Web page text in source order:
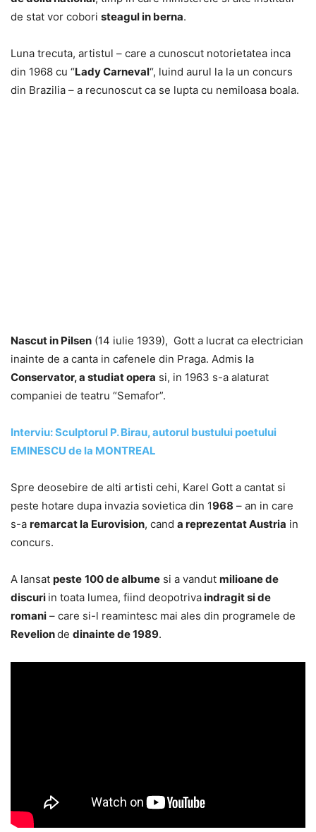
de stat vor cobori steagul in berna.
Luna trecuta, artistul – care a cunoscut notorietatea inca
din 1968 cu “Lady Carneval“, luind aurul la la un concurs
din Brazilia – a recunoscut ca se lupta cu nemiloasa boala.
Nascut in Pilsen (14 iulie 1939), Gott a lucrat ca electrician
inainte de a canta in cafenele din Praga. Admis la
Conservator, a studiat opera si, in 1963 s-a alaturat
companiei de teatru “Semafor”.
Interviu: Sculptorul P. Birau, autorul bustului poetului
EMINESCU de la MONTREAL
Spre deosebire de alti artisti cehi, Karel Gott a cantat si
peste hotare dupa invazia sovietica din 1968 – an in care
s-a remarcat la Eurovision, cand a reprezentat Austria in
concurs.
A lansat peste 100 de albume si a vandut milioane de
discuri in toata lumea, fiind deopotrivaindragit si de
romani – care si-l reamintesc mai ales din programele de
Revelionde dinainte de 1989.